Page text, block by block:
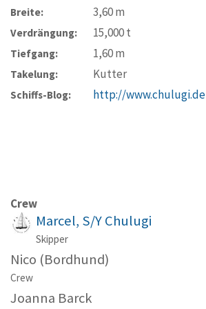
Breite: 3,60m
Verdrängung: 15,000t
Tiefgang: 1,60m
Takelung: Kutter
Schiffs-Blog: http://www.chulugi.de
Crew
Marcel, S/Y Chulugi
Skipper
Nico (Bordhund)
Crew
Joanna Barck